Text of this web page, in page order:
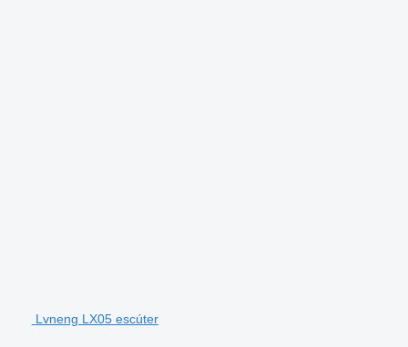
Lvneng LX05 escúter